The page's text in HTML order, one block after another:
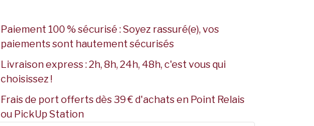
Paiement 100 % sécurisé : Soyez rassuré(e), vos
paiements sont hautement sécurisés
Livraison express : 2h, 8h, 24h, 48h, c'est vous qui
choisissez !
Frais de port offerts dès 39 € d'achats en Point Relais
ou PickUp Station